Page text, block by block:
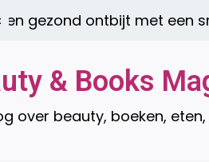
ontbijt met een
& Books
over beauty, boeken,